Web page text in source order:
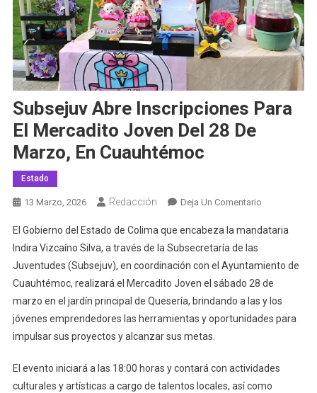
Subsejuv Abre Inscripciones Para
El Mercadito Joven Del 28 De
Marzo, En Cuauhtémoc
Estado
13 Marzo, 2026 Redacción Deja Un ComentarioEn
Abre
Para
El
Mercadito
Joven
De
El Gobierno del Estado de Colima que encabeza la mandataria
Indira Vizcaíno Silva, a través de la Subsecretaría de las
Juventudes (Subsejuv), en coordinación con el Ayuntamiento de
Cuauhtémoc, realizará el Mercadito Joven el sábado 28 de
marzo en el jardín principal de Quesería, brindando a las y los
jóvenes emprendedores las herramientas y oportunidades para
impulsar sus proyectos y alcanzar sus metas.
El evento iniciará a las 18:00 horas y contará con actividades
culturales y artísticas a cargo de talentos locales, así como